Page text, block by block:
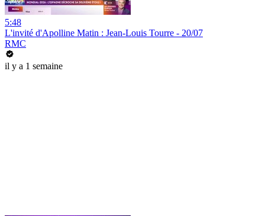
5:48
L'invité d'Apolline Matin : Jean-Louis Tourre - 20/07
RMC
il y a 1 semaine